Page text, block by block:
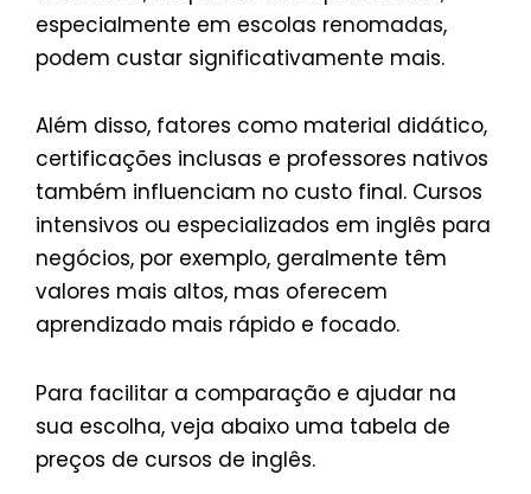
especialmente em escolas renomadas,
podem custar significativamente mais.
Além disso, fatores como material didático,
certificações inclusas e professores nativos
também influenciam no custo final. Cursos
intensivos ou especializados em inglês para
negócios, por exemplo, geralmente têm
valores mais altos, mas oferecem
aprendizado mais rápido e focado.
Para facilitar a comparação e ajudar na
sua escolha, veja abaixo uma tabela de
preços de cursos de inglês.